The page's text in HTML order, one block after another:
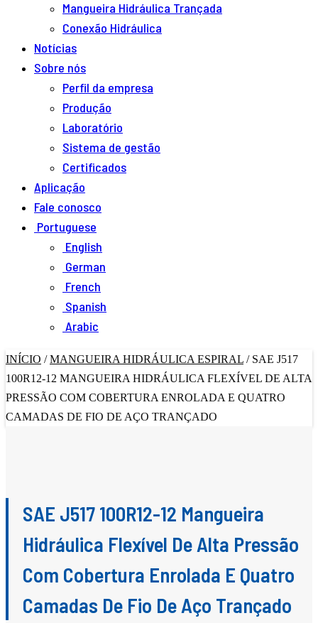
Mangueira Hidráulica Trançada
Conexão Hidráulica
Notícias
Sobre nós
Perfil da empresa
Produção
Laboratório
Sistema de gestão
Certificados
Aplicação
Fale conosco
Portuguese
English
German
French
Spanish
Arabic
INÍCIO /MANGUEIRA HIDRÁULICA ESPIRAL / SAE J517
100R12-12 MANGUEIRA HIDRÁULICA FLEXÍVEL DE ALTA
PRESSÃO COM COBERTURA ENROLADA E QUATRO
CAMADAS DE FIO DE AÇO TRANÇADO
SAE J517 100R12-12 Mangueira
Hidráulica Flexível De Alta Pressão
Com Cobertura Enrolada E Quatro
Camadas De Fio De Aço Trançado